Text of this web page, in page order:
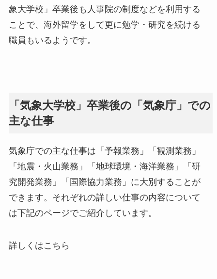
象大学校」卒業後も人事院の制度などを利用する
ことで、海外留学をして更に勉学・研究を続ける
職員もいるようです。
「気象大学校」卒業後の「気象庁」での
主な仕事
気象庁での主な仕事は「予報業務」「観測業務」
「地震・火山業務」「地球環境・海洋業務」「研
究開発業務」「国際協力業務」に大別することが
できます。それぞれの詳しい仕事の内容について
は下記のページでご紹介しています。
詳しくはこちら